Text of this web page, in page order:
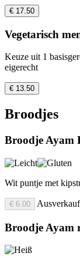
€ 17.50
Vegetarisch
Keuze uit 1
eigerecht
€ 13.50
Broodjes
Broodje Ayam
Wit puntje met
€ 6.00
Broodje Ayam